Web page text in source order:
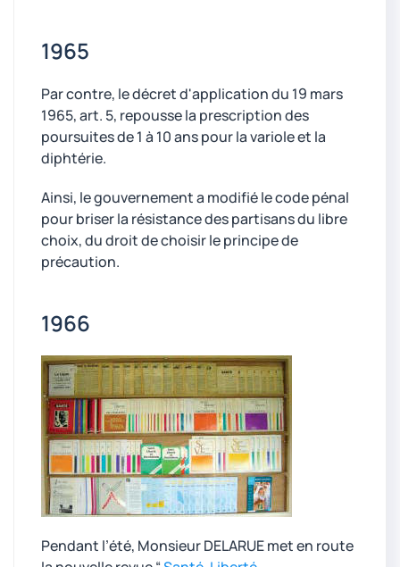
1965
Par contre, le décret d'application du 19 mars
1965, art. 5, repousse la prescription des
poursuites de 1 à 10 ans pour la variole et la
diphtérie.
Ainsi, le gouvernement a modifié le code pénal
pour briser la résistance des partisans du libre
choix, du droit de choisir le principe de
précaution.
1966
Pendant l’été, Monsieur DELARUE met en route